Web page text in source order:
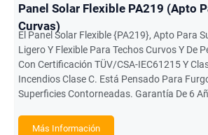
Panel Solar Flexible PA219 (apto
Curvas)
El Panel Solar Flexible {PA219}, Apto Para
Ligero Y Flexible Para Techos Curvos Y De
Con Certificación TÜV/CSA-IEC61215 Y
Incendios Clase C. Está Pensado Para
Superficies Contorneadas. Garantía De 6
Más Información